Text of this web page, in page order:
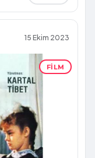
15 Ekim 2023
FILM